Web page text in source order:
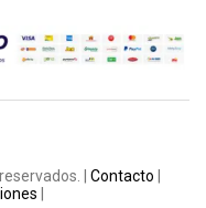
| Contacto